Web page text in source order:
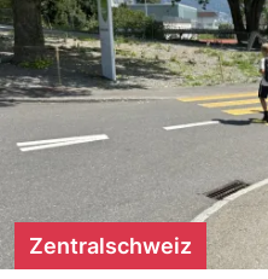
Zentralschweiz